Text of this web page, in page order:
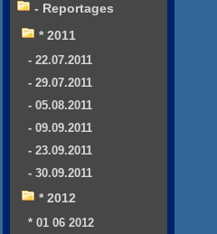
- Reportages
* 2011
- 22.07.2011
- 29.07.2011
- 05.08.2011
- 09.09.2011
- 23.09.2011
- 30.09.2011
* 2012
* 01 06 2012